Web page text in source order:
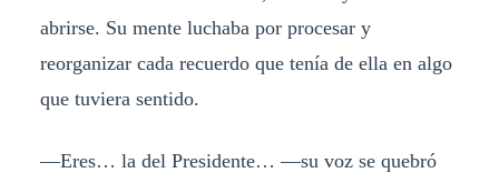
abrirse. Su mente luchaba por procesar y
reorganizar cada recuerdo que tenía de ella en algo
que tuviera sentido.
—Eres… la del Presidente… —su voz se quebró